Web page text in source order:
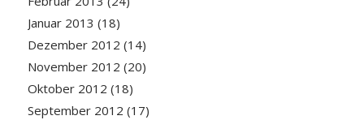
Januar 2013 (18)
Dezember 2012 (14)
November 2012 (20)
Oktober 2012 (18)
September 2012 (17)